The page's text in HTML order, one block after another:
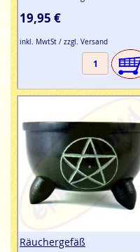
19,95 €
inkl. MwtSt / zzgl. Versand
Räuchergefäß